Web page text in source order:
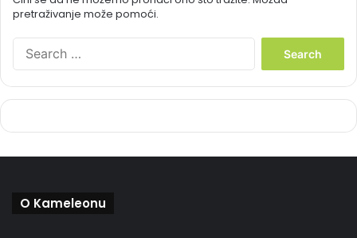
pretraživanje može pomoći.
h
O Kameleonu